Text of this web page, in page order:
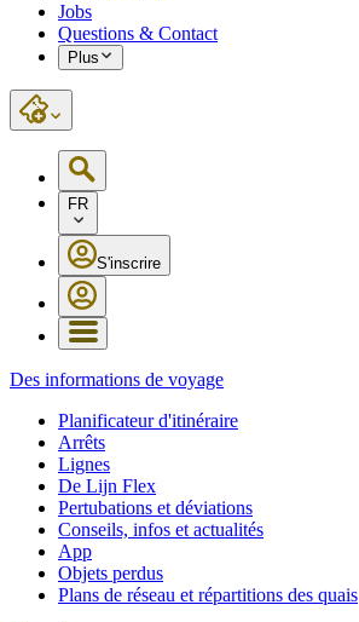
Jobs
Questions & Contact
Plus
FR
S'inscrire
Des informations de voyage
Planificateur d'itinéraire
Arrêts
Lignes
De Lijn Flex
Pertubations et déviations
Conseils, infos et actualités
App
Objets perdus
Plans de réseau et répartitions des quais